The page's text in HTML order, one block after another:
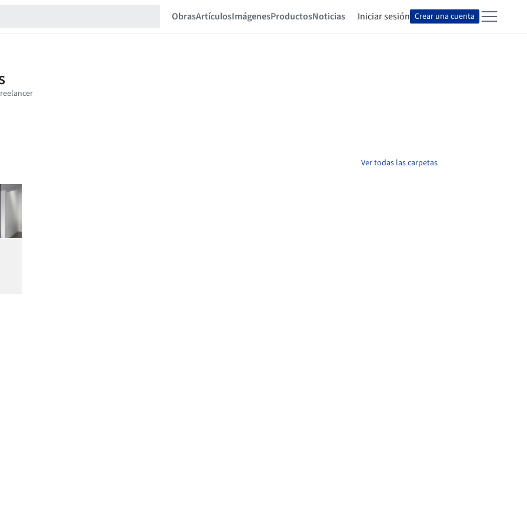
ObrasArtículosImágenesProductosNoticias Iniciar sesión Crear una cuenta
Ver todas las carpetas